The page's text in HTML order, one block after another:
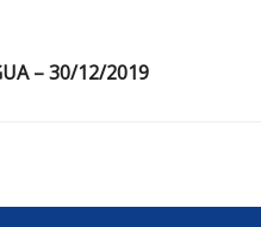
– 30/12/2019